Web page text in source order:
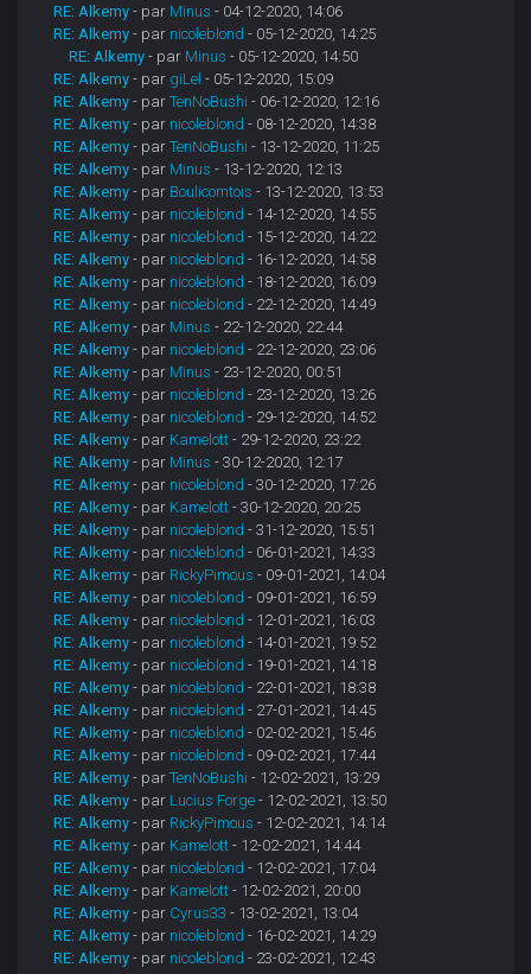
RE: Alkemy - par Minus - 04-12-2020, 14:06
RE: Alkemy - par nicoleblond - 05-12-2020, 14:25
RE: Alkemy - par Minus - 05-12-2020, 14:50
RE: Alkemy - par giLel - 05-12-2020, 15:09
RE: Alkemy - parTenNoBushi - 06-12-2020, 12:16
RE: Alkemy - par nicoleblond - 08-12-2020, 14:38
RE: Alkemy - parTenNoBushi - 13-12-2020, 11:25
RE: Alkemy - par Minus - 13-12-2020, 12:13
RE: Alkemy - par Boulicomtois - 13-12-2020, 13:53
RE: Alkemy - par nicoleblond - 14-12-2020, 14:55
RE: Alkemy - par nicoleblond - 15-12-2020, 14:22
RE: Alkemy - par nicoleblond - 16-12-2020, 14:58
RE: Alkemy - par nicoleblond - 18-12-2020, 16:09
RE: Alkemy - par nicoleblond - 22-12-2020, 14:49
RE: Alkemy - par Minus - 22-12-2020, 22:44
RE: Alkemy - par nicoleblond - 22-12-2020, 23:06
RE: Alkemy - par Minus - 23-12-2020, 00:51
RE: Alkemy - par nicoleblond - 23-12-2020, 13:26
RE: Alkemy - par nicoleblond - 29-12-2020, 14:52
RE: Alkemy - par Kamelott - 29-12-2020, 23:22
RE: Alkemy - par Minus - 30-12-2020, 12:17
RE: Alkemy - par nicoleblond - 30-12-2020, 17:26
RE: Alkemy - par Kamelott - 30-12-2020, 20:25
RE: Alkemy - par nicoleblond - 31-12-2020, 15:51
RE: Alkemy - par nicoleblond - 06-01-2021, 14:33
RE: Alkemy - par RickyPimous - 09-01-2021, 14:04
RE: Alkemy - par nicoleblond - 09-01-2021, 16:59
RE: Alkemy - par nicoleblond - 12-01-2021, 16:03
RE: Alkemy - par nicoleblond - 14-01-2021, 19:52
RE: Alkemy - par nicoleblond - 19-01-2021, 14:18
RE: Alkemy - par nicoleblond - 22-01-2021, 18:38
RE: Alkemy - par nicoleblond - 27-01-2021, 14:45
RE: Alkemy - par nicoleblond - 02-02-2021, 15:46
RE: Alkemy - par nicoleblond - 09-02-2021, 17:44
RE: Alkemy - parTenNoBushi - 12-02-2021, 13:29
RE: Alkemy - par Lucius Forge - 12-02-2021, 13:50
RE: Alkemy - par RickyPimous - 12-02-2021, 14:14
RE: Alkemy - par Kamelott - 12-02-2021, 14:44
RE: Alkemy - par nicoleblond - 12-02-2021, 17:04
RE: Alkemy - par Kamelott - 12-02-2021, 20:00
RE: Alkemy - par Cyrus33 - 13-02-2021, 13:04
RE: Alkemy - par nicoleblond - 16-02-2021, 14:29
RE: Alkemy - par nicoleblond - 23-02-2021, 12:43